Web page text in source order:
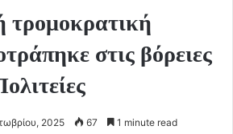
τρομοκρατική
στις βόρειες
2025 67 1 minute read